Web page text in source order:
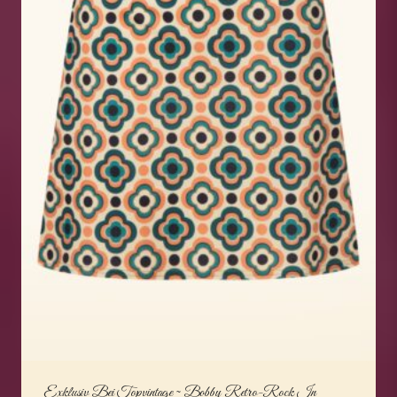
Exklusiv Bei Topvintage ~ Bobby Retro-Rock In